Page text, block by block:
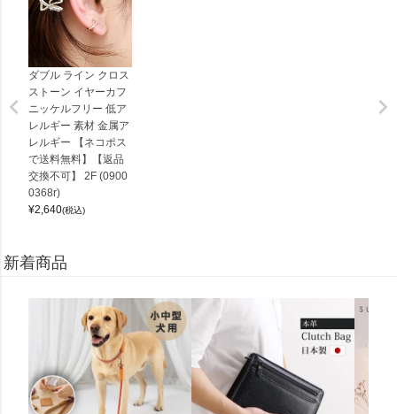
ダブル ライン クロス
ストーン イヤーカフ
ニッケルフリー 低ア
レルギー 素材 金属ア
レルギー 【ネコポス
で送料無料】【返品
交換不可】 2F (0900
0368r)
¥2,640(税込)
新着商品